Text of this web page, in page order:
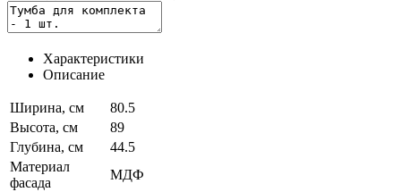
Характеристики
Описание
Ширина, см
80.5
Высота, см
89
Глубина, см
44.5
Материал
фасада
МДФ